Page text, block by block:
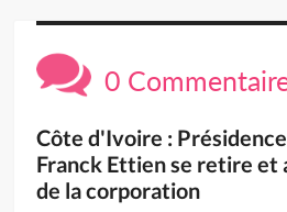
0
Côte d'Ivoire :
Franck Ettien se retire et
de la corporation